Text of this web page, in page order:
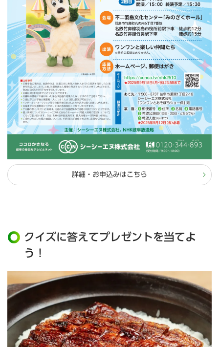
詳細・お申込みはこちら
クイズに答えてプレゼントを当てよ
う！